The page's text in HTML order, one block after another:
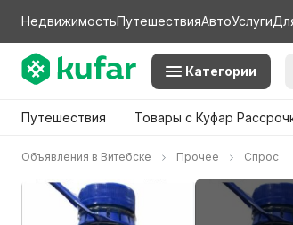
НедвижимостьПутешествияАвтоУслуги
Категории
Путешествия Товары с Куфар
Объявления в Витебске Прочее Спрос